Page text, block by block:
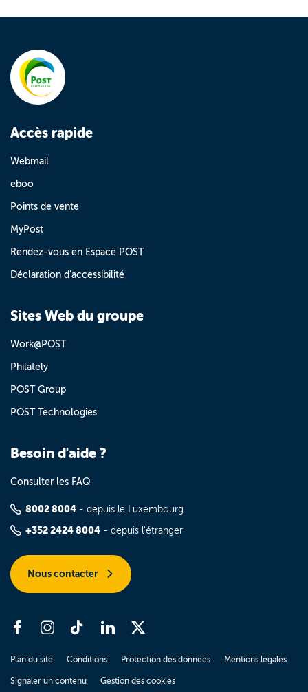
Accès rapide
Webmail
eboo
Points de vente
MyPost
Rendez-vous en Espace POST
Déclaration d’accessibilité
Sites Web du groupe
Work@POST
Philately
POST Group
POST Technologies
Besoin d'aide ?
Consulter les FAQ
8002 8004 - depuis le Luxembourg
+352 2424 8004 - depuis l'étranger
Nous contacter
Plan du site Conditions Protection des données Mentions légales
Signaler un contenu Gestion des cookies